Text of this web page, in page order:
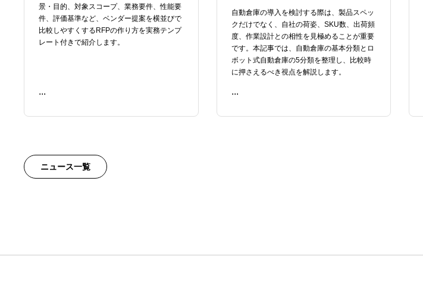
景・目的、対象スコープ、業務要件、性能要
件、評価基準など、ベンダー提案を横並びで
比較しやすくするRFPの作り方を実務テンプ
レート付きで紹介します。
...
READ ME
自動倉庫の導入を検討する際は、製品スペッ
クだけでなく、自社の荷姿、SKU数、出荷頻
度、作業設計との相性を見極めることが重要
です。本記事では、自動倉庫の基本分類とロ
ボット式自動倉庫の5分類を整理し、比較時
に押さえるべき視点を解説します。
...
READ ME
ニュース一覧